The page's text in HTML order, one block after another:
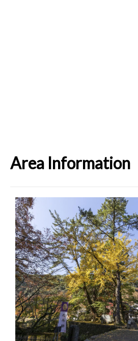
Area Information